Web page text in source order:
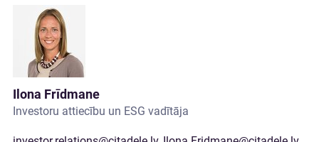
Ilona Frīdmane
Investoru attiecību un ESG vadītāja